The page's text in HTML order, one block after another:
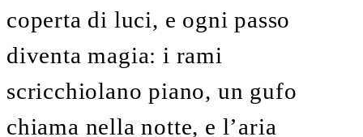
coperta di luci, e ogni passo
diventa magia: i rami
scricchiolano piano, un gufo
chiama nella notte, e l’aria